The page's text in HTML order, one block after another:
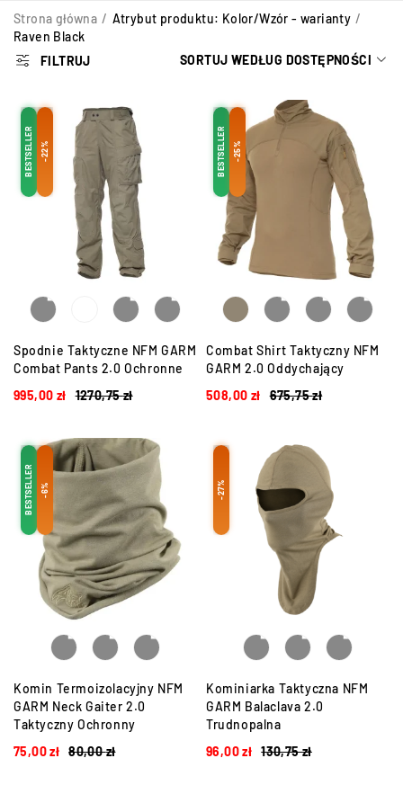
Strona główna / Atrybut produktu: Kolor/Wzór - warianty /
Raven Black
FILTRUJ
SORTUJ WEDŁUG DOSTĘPNOŚCI
BESTSELLER -22%
Spodnie Taktyczne NFM GARM
Combat Pants 2.0 Ochronne
1270,75zł
995,00 zł
BESTSELLER -25%
Combat Shirt Taktyczny NFM
GARM 2.0 Oddychający
675,75zł
508,00 zł
BESTSELLER -6%
Komin Termoizolacyjny NFM
GARM Neck Gaiter 2.0
Taktyczny Ochronny
80,00zł
75,00zł
-27%
Kominiarka Taktyczna NFM
GARM Balaclava 2.0
Trudnopalna
130,75zł
96,00zł